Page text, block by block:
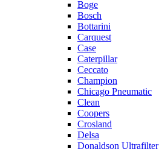
Boge
Bosch
Bottarini
Carquest
Case
Caterpillar
Ceccato
Champion
Chicago Pneumatic
Clean
Coopers
Crosland
Delsa
Donaldson Ultrafilter